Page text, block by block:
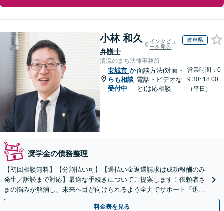
小林 和久
弁護士
インタビュ
ーを見る
岐阜県
清流のまち法律事務所
安城市 か
らも相談
受付中
面談方法(対面・
電話・ビデオな
ど)は応相談
営業時間：0
9:30~18:00
（平日）
奨学金の債務整理
【初回相談無料】【分割払い可】【過払い金返還請求は成功報酬のみ
発生／訴訟まで対応】最適な手続きについてご提案します！依頼者さ
まの悩みが解消し、未来へ目が向けられるよう全力でサポート「迅速
丁寧な対応で、信頼関係を重視」【夜間相談可（要相談）】
料金表を見る